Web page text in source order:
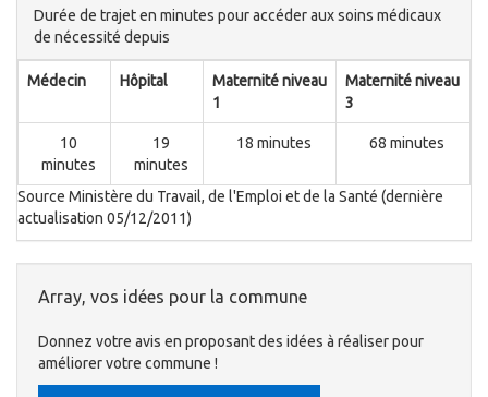
Durée de trajet en minutes pour accéder aux soins médicaux
de nécessité depuis
Médecin Hôpital
Maternité niveau
1
Maternité niveau
3
10
minutes
19
minutes
18 minutes 68 minutes
Source Ministère du Travail, de l'Emploi et de la Santé (dernière
actualisation 05/12/2011)
Array, vos idées pour la commune
Donnez votre avis en proposant des idées à réaliser pour
améliorer votre commune !